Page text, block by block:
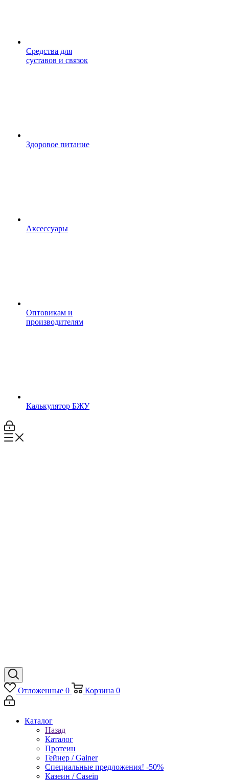
Средства для
суставов и связок
Здоровое питание
Аксессуары
Оптовикам и
производителям
Калькулятор БЖУ
Отложенные 0 Корзина 0
Каталог
Назад
Каталог
Протеин
Гейнер / Gainer
Специальные предложения! -50%
Казеин / Casein